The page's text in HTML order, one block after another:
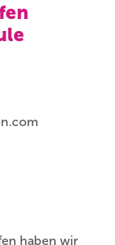
haben wir